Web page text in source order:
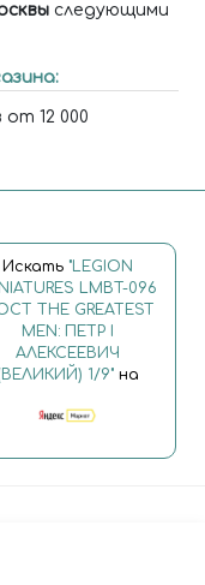
следующими
12 000
Искать "LEGION
LMBT-096
THE GREATEST
MEN: ПЕТР I
АЛЕКСЕЕВИЧ
1/9"на